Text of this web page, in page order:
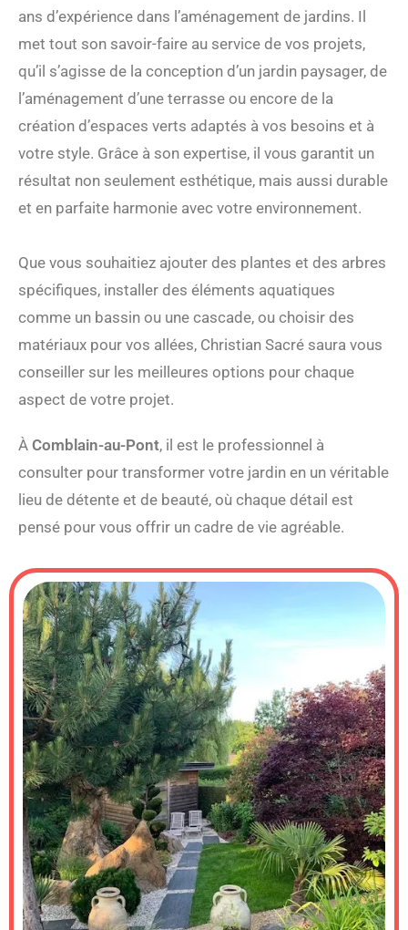
ans d’expérience dans l’aménagement de jardins. Il
met tout son savoir-faire au service de vos projets,
qu’il s’agisse de la conception d’un jardin paysager, de
l’aménagement d’une terrasse ou encore de la
création d’espaces verts adaptés à vos besoins et à
votre style. Grâce à son expertise, il vous garantit un
résultat non seulement esthétique, mais aussi durable
et en parfaite harmonie avec votre environnement.
Que vous souhaitiez ajouter des plantes et des arbres
spécifiques, installer des éléments aquatiques
comme un bassin ou une cascade, ou choisir des
matériaux pour vos allées, Christian Sacré saura vous
conseiller sur les meilleures options pour chaque
aspect de votre projet.
À Comblain-au-Pont, il est le professionnel à
consulter pour transformer votre jardin en un véritable
lieu de détente et de beauté, où chaque détail est
pensé pour vous offrir un cadre de vie agréable.